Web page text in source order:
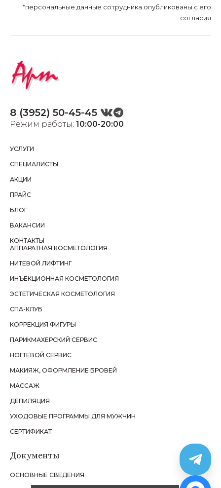
*персональные данные сотрудника опубликованы с его
согласия
Режим работы: 10:00-20:00
8 (3952) 50-45-45
УСЛУГИ
СПЕЦИАЛИСТЫ
АКЦИИ
ПРАЙС
БЛОГ
ВАКАНСИИ
КОНТАКТЫ
АППАРАТНАЯ КОСМЕТОЛОГИЯ
НИТЕВОЙ ЛИФТИНГ
ИНЪЕКЦИОННАЯ КОСМЕТОЛОГИЯ
ЭСТЕТИЧЕСКАЯ КОСМЕТОЛОГИЯ
СПА-КЛУБ
КОРРЕКЦИЯ ФИГУРЫ
ПАРИКМАХЕРСКИЙ СЕРВИС
НОГТЕВОЙ СЕРВИС
МАКИЯЖ, ОФОРМЛЕНИЕ БРОВЕЙ
МАССАЖ
ДЕПИЛЯЦИЯ
УХОДОВЫЕ ПРОГРАММЫ ДЛЯ МУЖЧИН
СЕРТИФИКАТ
Документы
ОСНОВНЫЕ СВЕДЕНИЯ